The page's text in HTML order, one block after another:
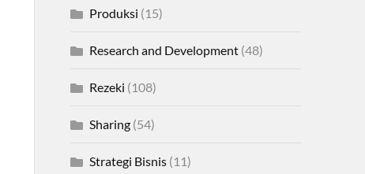
Produksi (15)
Research and Development(48)
Rezeki (108)
Sharing(54)
Strategi Bisnis(11)